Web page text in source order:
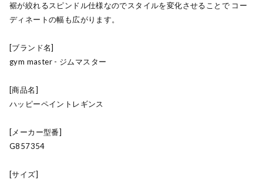
裾が絞れるスピンドル仕様なのでスタイルを変化させることで コー
ディネートの幅も広がります。
[ブランド名]
gym master - ジムマスター
[商品名]
ハッピーペイントレギンス
[メーカー型番]
G857354
[サイズ]